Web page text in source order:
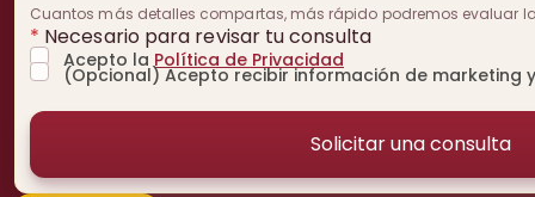
Cuantos más detalles compartas, más rápido podremos evaluar
* Necesario para revisar tu consulta
Acepto laPolítica de Privacidad
(Opcional) Acepto recibir información de marketing